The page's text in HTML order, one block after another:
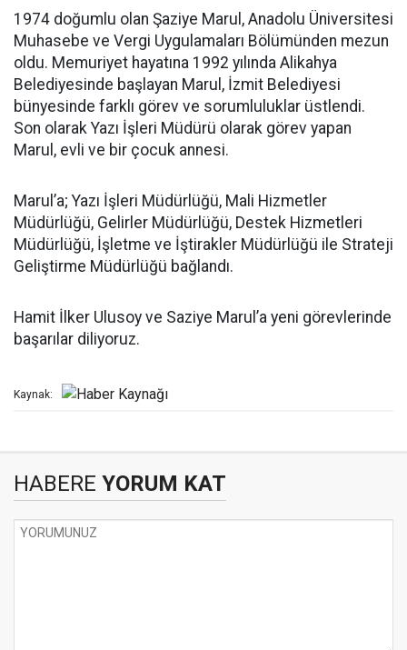
1974 doğumlu olan Şaziye Marul, Anadolu Üniversitesi
Muhasebe ve Vergi Uygulamaları Bölümünden mezun
oldu. Memuriyet hayatına 1992 yılında Alikahya
Belediyesinde başlayan Marul, İzmit Belediyesi
bünyesinde farklı görev ve sorumluluklar üstlendi.
Son olarak Yazı İşleri Müdürü olarak görev yapan
Marul, evli ve bir çocuk annesi.
Marul’a; Yazı İşleri Müdürlüğü, Mali Hizmetler
Müdürlüğü, Gelirler Müdürlüğü, Destek Hizmetleri
Müdürlüğü, İşletme ve İştirakler Müdürlüğü ile Strateji
Geliştirme Müdürlüğü bağlandı.
Hamit İlker Ulusoy ve Saziye Marul’a yeni görevlerinde
başarılar diliyoruz.
Kaynak:
HABERE YORUM KAT